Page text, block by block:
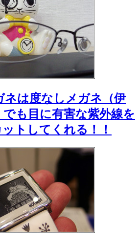
ネは度なしメガネ（伊
も目に有害な紫外線を
トしてくれる！！